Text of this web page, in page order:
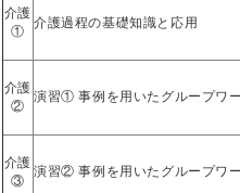
介護
①
介護過程の基礎知識と応用
介護
②
演習① 事例を用いたグループワ
介護
③
演習② 事例を用いたグループワ